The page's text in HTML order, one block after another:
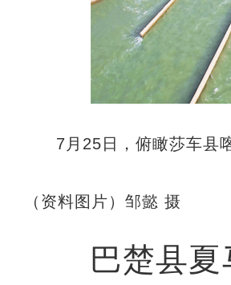
7月25日，俯瞰莎车县
（资料图片）邹懿 摄
巴楚县夏